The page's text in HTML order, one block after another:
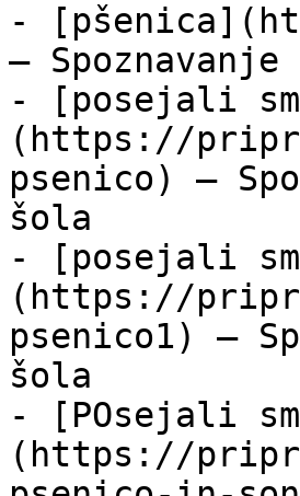
-
—
- [posejali
(https://
psenico) —
šola
- [posejali
(https://
psenico1) —
šola
- [POsejali
(https://